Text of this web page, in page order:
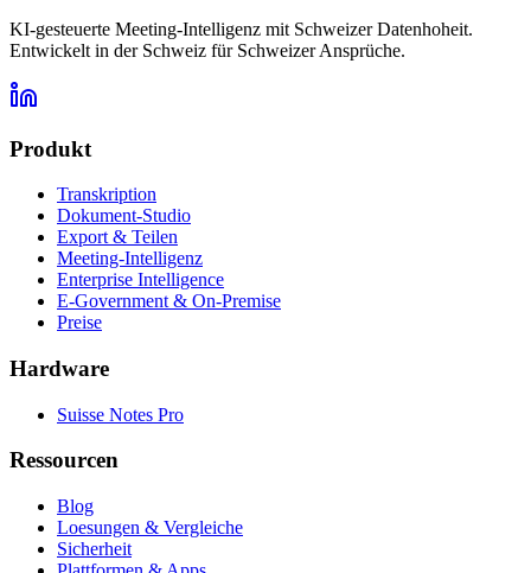
KI-gesteuerte Meeting-Intelligenz mit Schweizer Datenhoheit.
Entwickelt in der Schweiz für Schweizer Ansprüche.
Produkt
Transkription
Dokument-Studio
Export & Teilen
Meeting-Intelligenz
Enterprise Intelligence
E-Government & On-Premise
Preise
Hardware
Suisse Notes Pro
Ressourcen
Blog
Loesungen & Vergleiche
Sicherheit